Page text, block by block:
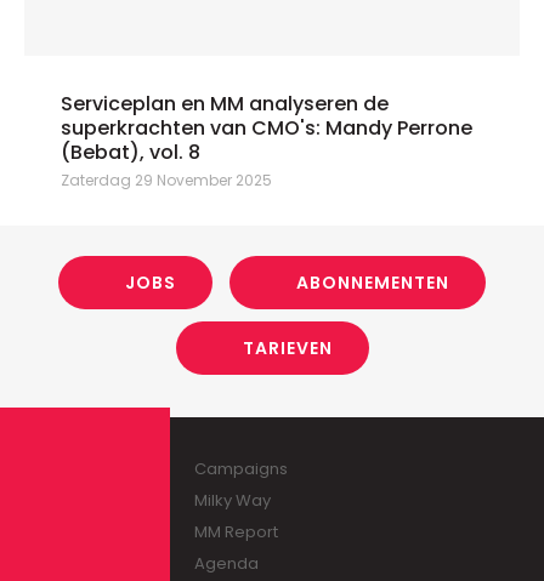
Serviceplan en MM analyseren de
superkrachten van CMO's: Mandy Perrone
(Bebat), vol. 8
Zaterdag 29 November 2025
JOBS ABONNEMENTEN
TARIEVEN
Campaigns
Milky Way
MM Report
Agenda